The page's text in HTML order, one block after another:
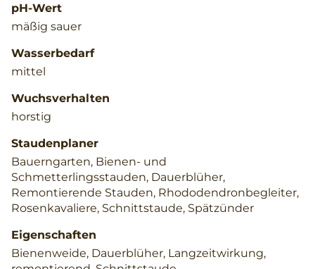
pH-Wert
mäßig sauer
Wasserbedarf
mittel
Wuchsverhalten
horstig
Staudenplaner
Bauerngarten, Bienen- und
Schmetterlingsstauden, Dauerblüher,
Remontierende Stauden, Rhododendronbegleiter,
Rosenkavaliere, Schnittstaude, Spätzünder
Eigenschaften
Bienenweide, Dauerblüher, Langzeitwirkung,